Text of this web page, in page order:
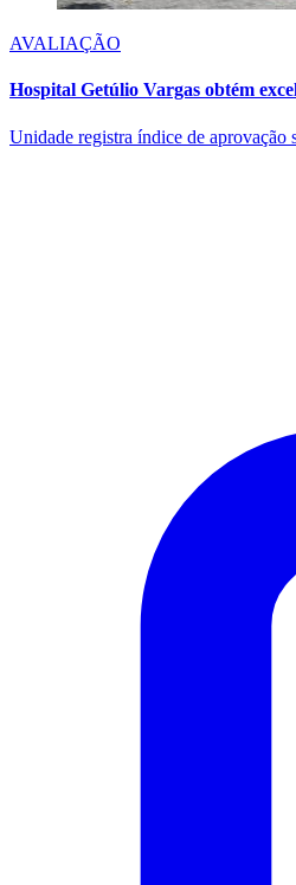
AVALIAÇÃO
Hospital Getúlio Vargas obtém
Unidade registra índice de aprovação